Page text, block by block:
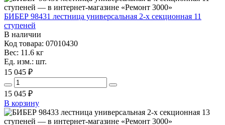
БИБЕР 98431 лестница универсальная 2-х секционная 11
ступеней
В наличии
Код товара: 07010430
Вес: 11.6 кг
Ед. изм.: шт.
15 045 ₽
15 045 ₽
В корзину